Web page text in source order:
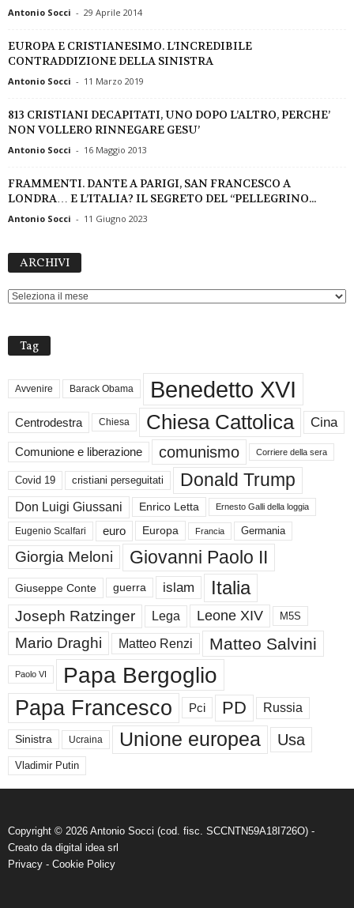
Antonio Socci - 29 Aprile 2014
EUROPA E CRISTIANESIMO. L’INCREDIBILE
CONTRADDIZIONE DELLA SINISTRA
Antonio Socci - 11 Marzo 2019
813 CRISTIANI DECAPITATI, UNO DOPO L’ALTRO, PERCHE’
NON VOLLERO RINNEGARE GESU’
Antonio Socci - 16 Maggio 2013
FRAMMENTI. DANTE A PARIGI, SAN FRANCESCO A
LONDRA… E L’ITALIA? IL SEGRETO DEL “PELLEGRINO...
Antonio Socci - 11 Giugno 2023
ARCHIVI
Tag
Avvenire Barack Obama Benedetto XVI
Centrodestra Chiesa Chiesa Cattolica Cina
Comunione e liberazione comunismo Corriere della sera
Covid 19 cristiani perseguitati Donald Trump
Don Luigi Giussani Enrico Letta Ernesto Galli della loggia
Eugenio Scalfari euro Europa Francia Germania
Giorgia Meloni Giovanni Paolo II
Giuseppe Conte guerra islam Italia
Joseph Ratzinger Lega Leone XIV M5S
Mario Draghi Matteo Renzi Matteo Salvini
Paolo VI Papa Bergoglio
Papa Francesco Pci PD Russia
Sinistra Ucraina Unione europea Usa
Vladimir Putin
Copyright © 2026 Antonio Socci (cod. fisc. SCCNTN59A18I726O) -
Creato da digital idea srl
Privacy - Cookie Policy